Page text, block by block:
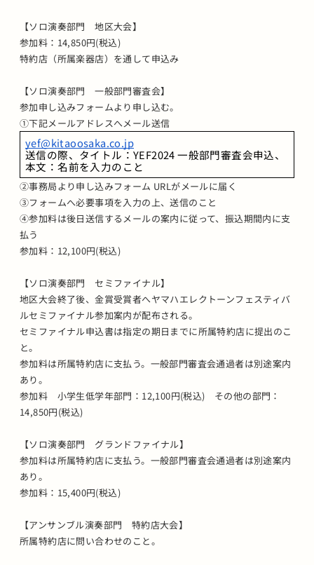
【ソロ演奏部門 地区大会】
参加料：14,850円(税込)
特約店（所属楽器店）を通して申込み
【ソロ演奏部門 一般部門審査会】
参加申し込みフォームより申し込む。
①下記メールアドレスへメール送信
yef@kitaoosaka.co.jp
送信の際、タイトル：YEF2024 一般部門審査会申込、
本文：名前を入力のこと
②事務局より申し込みフォーム URLがメールに届く
③フォームへ必要事項を入力の上、送信のこと
④参加料は後日送信するメールの案内に従って、振込期間内に支
払う
参加料：12,100円(税込)
【ソロ演奏部門 セミファイナル】
地区大会終了後、金賞受賞者へヤマハエレクトーンフェスティバ
ルセミファイナル参加案内が配布される。
セミファイナル申込書は指定の期日までに所属特約店に提出のこ
と。
参加料は所属特約店に支払う。一般部門審査会通過者は別途案内
あり。
参加料 小学生低学年部門：12,100円(税込) その他の部門：
14,850円(税込)
【ソロ演奏部門 グランドファイナル】
参加料は所属特約店に支払う。一般部門審査会通過者は別途案内
あり。
参加料：15,400円(税込)
【アンサンブル演奏部門 特約店大会】
所属特約店に問い合わせのこと。